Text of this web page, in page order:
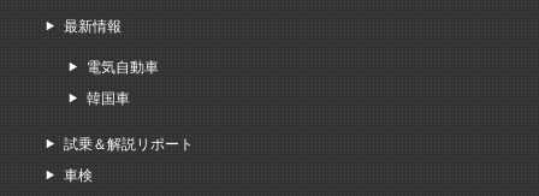
最新情報
電気自動車
韓国車
試乗＆解説リポート
車検